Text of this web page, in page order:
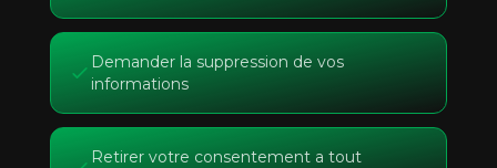
Demander la suppression de vos
informations
Retirer votre consentement a tout